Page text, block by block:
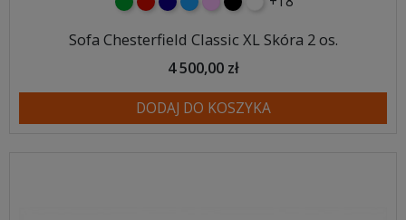
Sofa Chesterfield Classic XL Skóra 2 os.
4 500,00 zł
DODAJ DO KOSZYKA